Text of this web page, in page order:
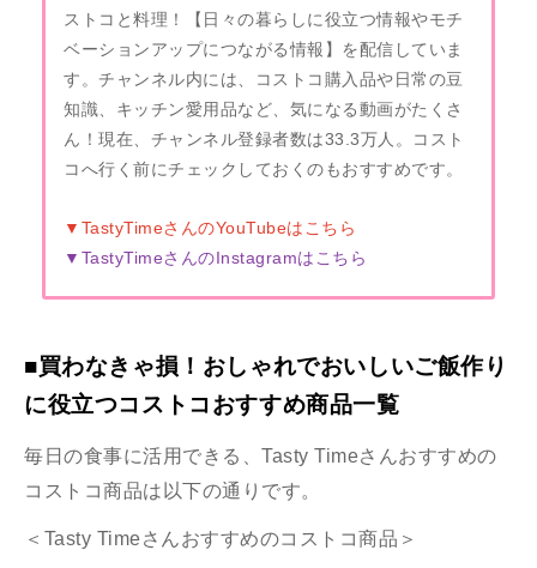
ストコと料理！【日々の暮らしに役立つ情報やモチ
ベーションアップにつながる情報】を配信していま
す。チャンネル内には、コストコ購入品や日常の豆
知識、キッチン愛用品など、気になる動画がたくさ
ん！現在、チャンネル登録者数は33.3万人。コスト
コへ行く前にチェックしておくのもおすすめです。
▼TastyTimeさんのYouTubeはこちら
▼TastyTimeさんのInstagramはこちら
■買わなきゃ損！おしゃれでおいしいご飯作り
に役立つコストコおすすめ商品一覧
毎日の食事に活用できる、Tasty Timeさんおすすめの
コストコ商品は以下の通りです。
＜Tasty Timeさんおすすめのコストコ商品＞